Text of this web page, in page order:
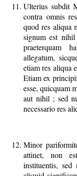
Ulterius subdit
contra omnis
quod res aliqua
signum est
praeterquam
allegatum,
etiam res aliqua
Etiam ex
esse, quicquam
aut nihil ; sed
necessario res
Minor
attinet, non
instituentis, sed